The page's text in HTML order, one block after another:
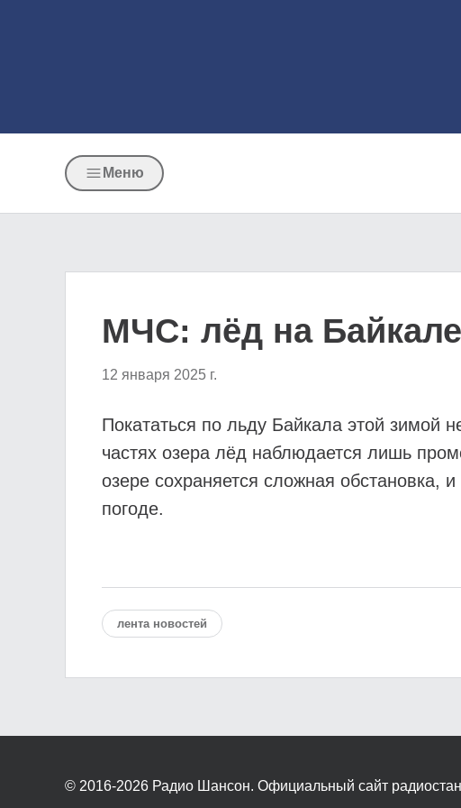
Меню
МЧС: лёд на Байкале
12 января 2025 г.
Покататься по льду Байкала этой зимой
частях озера лёд наблюдается лишь
озере сохраняется сложная обстановка,
погоде.
лента новостей
© 2016-2026 Радио Шансон. Официальный сайт